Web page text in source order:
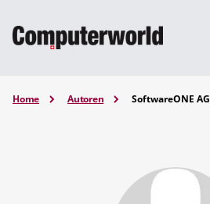
Home Autoren SoftwareONE AG